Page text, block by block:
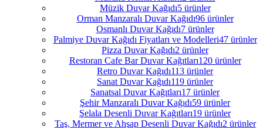
Müzik Duvar Kağıdı5 ürünler
Orman Manzaralı Duvar Kağıdı96 ürünler
Osmanlı Duvar Kağıdı7 ürünler
Palmiye Duvar Kağıdı Fiyatları ve Modelleri47 ürünler
Pizza Duvar Kağıdı2 ürünler
Restoran Cafe Bar Duvar Kağıtları120 ürünler
Retro Duvar Kağıdı113 ürünler
Sanat Duvar Kağıdı119 ürünler
Sanatsal Duvar Kağıtları17 ürünler
Şehir Manzaralı Duvar Kağıdı59 ürünler
Şelala Desenli Duvar Kağıtları19 ürünler
Taş, Mermer ve Ahşap Desenli Duvar Kağıdı2 ürünler